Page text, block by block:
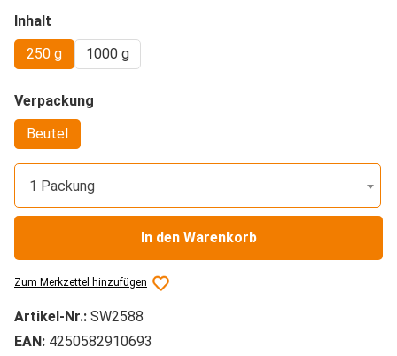
Inhalt
250 g
1000 g
Verpackung
Beutel
1 Packung
In den Warenkorb
Zum Merkzettel hinzufügen
Artikel-Nr.: SW2588
EAN: 4250582910693